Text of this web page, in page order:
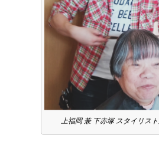
上福岡 兼 下赤塚 スタイリス